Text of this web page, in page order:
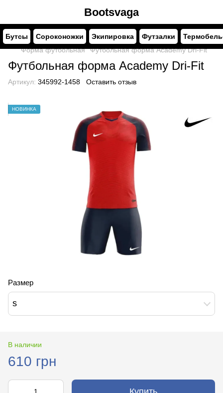
Bootsvaga
Бутсы Сороконожки Экипировка Футзалки
Форма футбольная
Футбольная форма Academy Dri-Fit
Футбольная форма Academy Dri-Fit
Артикул: 345992-1458 Оставить отзыв
НОВИНКА
Размер
s
В наличии
610 грн